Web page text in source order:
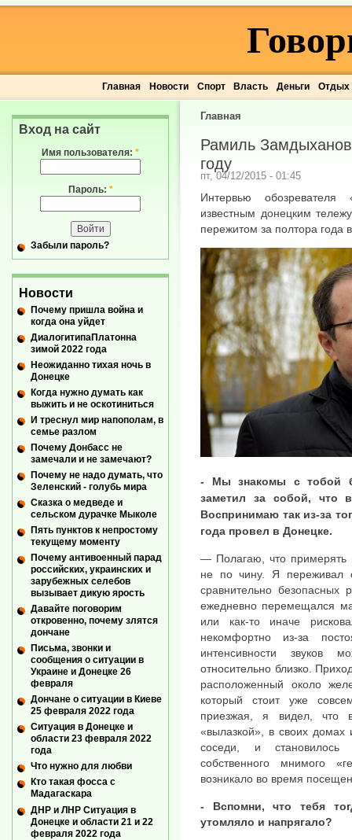
Главная Новости Спорт Власть Деньги Отдых
Главная
Рамиль
году
пт, 04/12/2015 - 01:45
Интервью обозревателя
известным донецким
пережитом за полтора года
- Мы знакомы с тобой
заметил за собой, что
Воспринимаю так из-за
года провел в Донецке.
— Полагаю, что примерять
не по чину. Я переживал
сравнительно безопасных
ежедневно перемещался
или как-то иначе
некомфортно из-за
интенсивности звуков
относительно близко.
расположенный около
который стоит уже
приезжая, я видел, что
«вылазкой», в своих
соседи, и становилось
собственного мнимого
возникало во время
- Вспомни, что тебя
утомляло и напрягало?
Вход на сайт
Имя пользователя: *
Пароль: *
Забыли пароль?
Новости
Почему пришла война и
когда она уйдет
ДиалогитипаПлатонна
зимой 2022 года
Неожиданно тихая ночь в
Донецке
Когда нужно думать как
выжить и не оскотиниться
И треснул мир напополам, в
семье разлом
Почему Донбасс не
замечали и не замечают?
Почему не надо думать, что
Зеленский - голубь мира
Сказка о медведе и
сельском дурачке Мыколе
Пять пунктов к непростому
текущему моменту
Почему антивоенный парад
российских, украинских и
зарубежных селебов
вызывает дикую ярость
Давайте поговорим
откровенно, почему злятся
дончане
Письма, звонки и
сообщения о ситуации в
Украине и Донецке 26
февраля
Дончане о ситуации в Киеве
25 февраля 2022 года
Ситуация в Донецке и
области 23 февраля 2022
года
Что нужно для любви
Кто такая фосса с
Мадагаскара
ДНР и ЛНР Ситуация в
Донецке и области 21 и 22
февраля 2022 года